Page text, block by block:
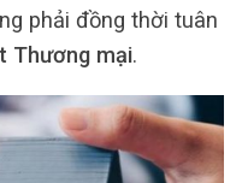
phải đồng thời tuân
Thương mại.